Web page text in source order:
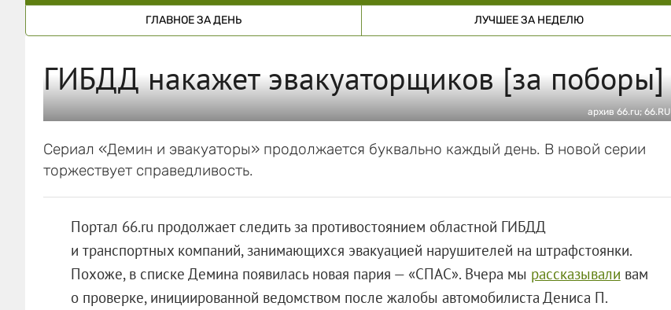
ГЛАВНОЕ ЗА ДЕНЬ ЛУЧШЕЕ ЗА НЕДЕЛЮ
ГИБДД накажет эвакуаторщиков [за поборы]
архив 66.ru; 66.RU
Сериал «Демин и эвакуаторы» продолжается буквально каждый день. В новой серии
торжествует справедливость.
Портал 66.ru продолжает следить за противостоянием областной ГИБДД
и транспортных компаний, занимающихся эвакуацией нарушителей на штрафстоянки.
Похоже, в списке Демина появилась новая пария — «СПАС». Вчера мы рассказывали вам
о проверке, инициированной ведомством после жалобы автомобилиста Дениса П.